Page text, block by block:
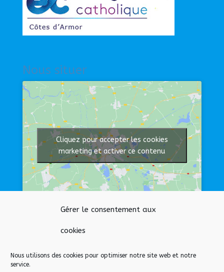
Gérer le consentement aux
cookies
Nous utilisons des cookies pour optimiser notre site web et notre
service.
Nous situer
Cliquez pour accepter les cookies
marketing et activer ce contenu
Afficher une carte plus grande
Nos liens